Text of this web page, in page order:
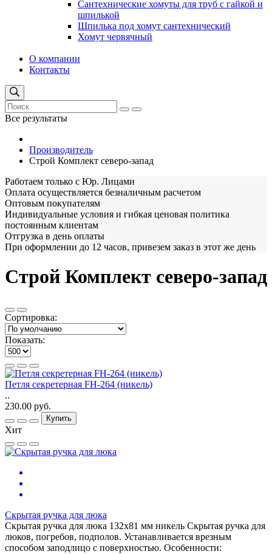
Сантехнические хомуты для труб с гайкой и
шпилькой
Шпилька под хомут сантехнический
Хомут червячный
О компании
Контакты
Все результаты
Производитель
Строй Комплект северо-запад
Работаем только с Юр. Лицами
Оплата осуществляется безналичным расчетом
Оптовым покупателям
Индивидуальные условия и гибкая ценовая политика
постоянным клиентам
Отгрузка в день оплаты
При оформлении до 12 часов, привезем заказ в этот же день
Строй Комплект северо-запад
Сортировка:
Показать:
Петля секретерная FH-264 (никель)
..
230.00 руб.
Купить
Хит
Скрытая ручка для люка
Скрытая ручка для люка 132х81 мм никель Скрытая ручка для
люков, погребов, подполов. Устанавливается врезным
способом заподлицо с поверхностью. Особенности: